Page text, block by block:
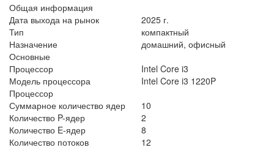
Общая информация
Дата выхода на рынок
2025 г.
Тип
компактный
Назначение
домашний, офисный
Основные
Процессор
Intel Core i3
Модель процессора
Intel Core i3 1220P
Процессор
Суммарное количество ядер
10
Количество P-ядер
2
Количество E-ядер
8
Количество потоков
12